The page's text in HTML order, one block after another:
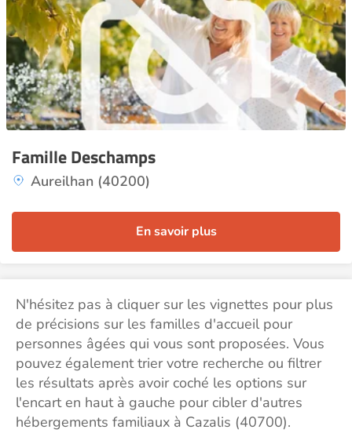
Famille Deschamps
Aureilhan (40200)
En savoir plus
N'hésitez pas à cliquer sur les vignettes pour plus
de précisions sur les familles d'accueil pour
personnes âgées qui vous sont proposées. Vous
pouvez également trier votre recherche ou filtrer
les résultats après avoir coché les options sur
l'encart en haut à gauche pour cibler d'autres
hébergements familiaux à Cazalis (40700).